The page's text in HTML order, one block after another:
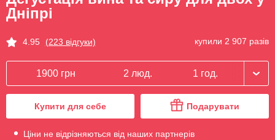
Дніпрі
4.95 (223 відгуки) купили 2 907 разів
1900 грн 2 люд. 1 год.
Купити для себе Подарувати
Ціни не відрізняються від наших партнерів